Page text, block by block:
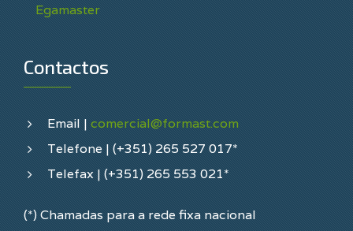
Egamaster
Contactos
Email | comercial@formast.com
Telefone | (+351) 265 527 017*
Telefax | (+351) 265 553 021*
(*) Chamadas para a rede fixa nacional